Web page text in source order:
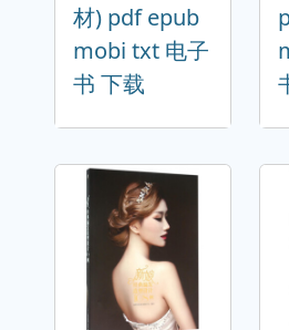
材) pdf epub
mobi txt 电子
书 下载